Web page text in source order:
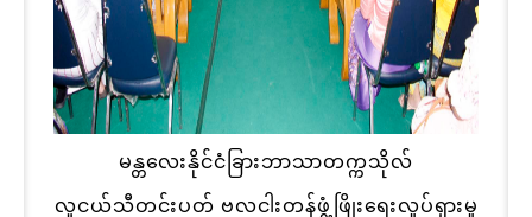
မန္တလေးနိုင်ငံခြားဘာသာတက္ကသိုလ်
လူငယ်သီတင်းပတ် ဗလငါးတန်ဖွံ့ဖြိုးရေးလှုပ်ရှားမှု